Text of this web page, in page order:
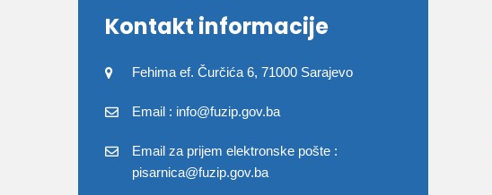
Kontakt informacije
Fehima ef. Čurčića 6, 71000 Sarajevo
Email : info@fuzip.gov.ba
Email za prijem elektronske pošte :
pisarnica@fuzip.gov.ba